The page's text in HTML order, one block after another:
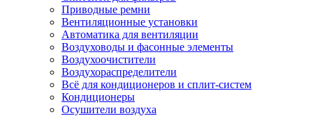
Приводные ремни
Вентиляционные установки
Автоматика для вентиляции
Воздуховоды и фасонные элементы
Воздухоочистители
Воздухораспределители
Всё для кондиционеров и сплит-систем
Кондиционеры
Осушители воздуха